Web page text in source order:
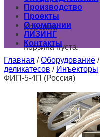
0
Корзина
Корзина пуста.
Производство
Проекты
О компании
ЛИЗИНГ
Контакты
Главная / Оборудование /
деликатесов / Инъекторы
ФИП-5-4П (Россия)